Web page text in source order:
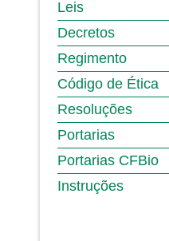
Leis
Decretos
Regimento
Código de Ética
Resoluções
Portarias
Portarias CFBio
Instruções